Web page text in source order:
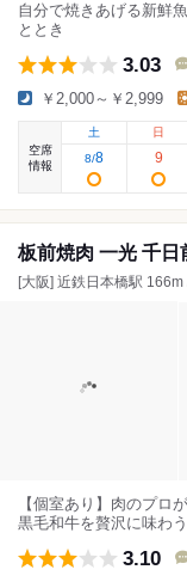
自分で焼きあげる新鮮
ととき
3.03
￥2,000～￥2,999
空席
情報
土
8/8
日
9
板前焼肉 一光 千日
[大阪] 近鉄日本橋駅
【個室あり】肉のプロ
黒毛和牛を贅沢に味わう
3.10